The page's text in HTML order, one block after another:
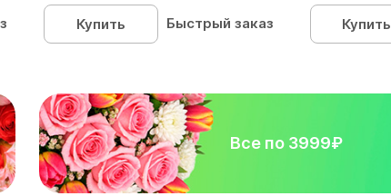
Купить
Быстрый заказ
Купить
Все по 3999₽